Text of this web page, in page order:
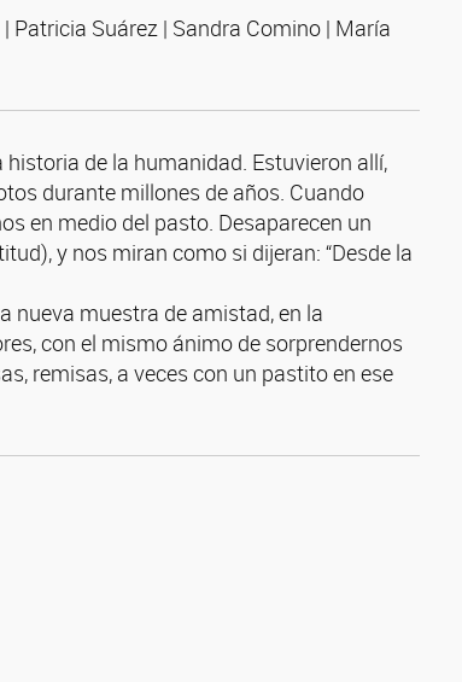
Patricia Suárez | Sandra Comino | María
de la humanidad. Estuvieron allí,
durante millones de años. Cuando
en medio del pasto. Desaparecen un
y nos miran como si dijeran: “Desde la
nueva muestra de amistad, en la
con el mismo ánimo de sorprendernos
remisas, a veces con un pastito en ese